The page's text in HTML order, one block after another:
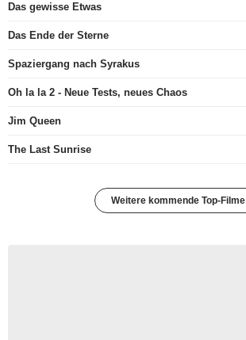
Das gewisse Etwas
Das Ende der Sterne
Spaziergang nach Syrakus
Oh la la 2 - Neue Tests, neues Chaos
Jim Queen
The Last Sunrise
Weitere kommende Top-Filme